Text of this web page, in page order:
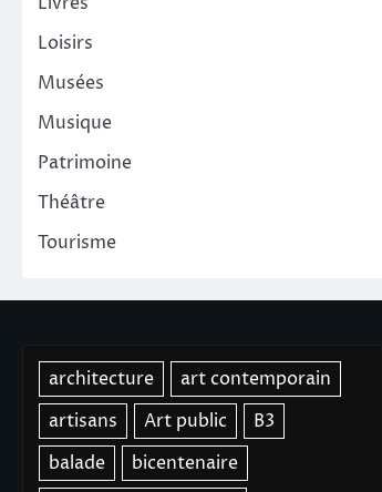
Loisirs
Musées
Musique
Patrimoine
Théâtre
Tourisme